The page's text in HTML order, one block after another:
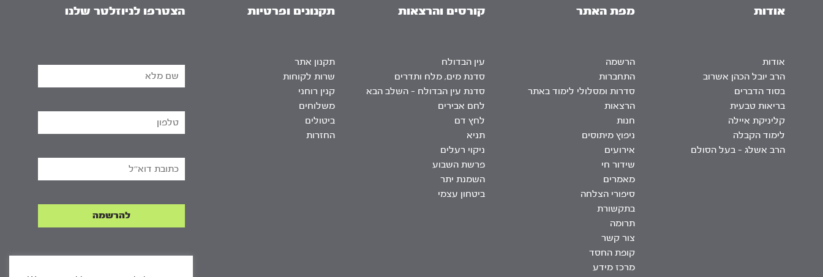
אודות
אודות
הרב יובל הכהן אשרוב
בסוד הדברים
בריאות טבעית
קליניקת איילה
לימוד הקבלה
הרב אשלג – בעל הסולם
מפת האתר
הרשמה
התחברות
סדרות ומסלולי לימוד באתר
הרצאות
חנות
ניפוץ מיתוסים
אירועים
שידור חי
מאמרים
סיפורי הצלחה
בתקשורת
תרומה
צור קשר
קופת החסד
מרכז מידע
קורסים והרצאות
עין הבדולח
סדנת מים, מלח ותדרים
סדנת עין הבדולח – השלב הבא
לחם אבירים
לחץ דם
תניא
ניקוי רעלים
פרשת השבוע
השמנת יתר
ביטחון עצמי
תקנונים ופרטיות
תקנון אתר
שרות לקוחות
קנין רוחני
משלוחים
ביטולים
החזרות
הצטרפו לניוזלטר שלנו